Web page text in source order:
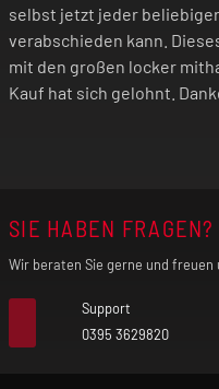
Anschluss: USB-C
Modi: VW
Schutzfunktionen:
Überladungsschutz,
zu hohem
Überhitzungsschutz
selbst jetzt jeder
verabschieden kann.
mit den großen locker
Kauf hat sich gelohnt.
SIE HABEN FRAGEN?
Wir beraten Sie gerne und
Support
0395 3629820